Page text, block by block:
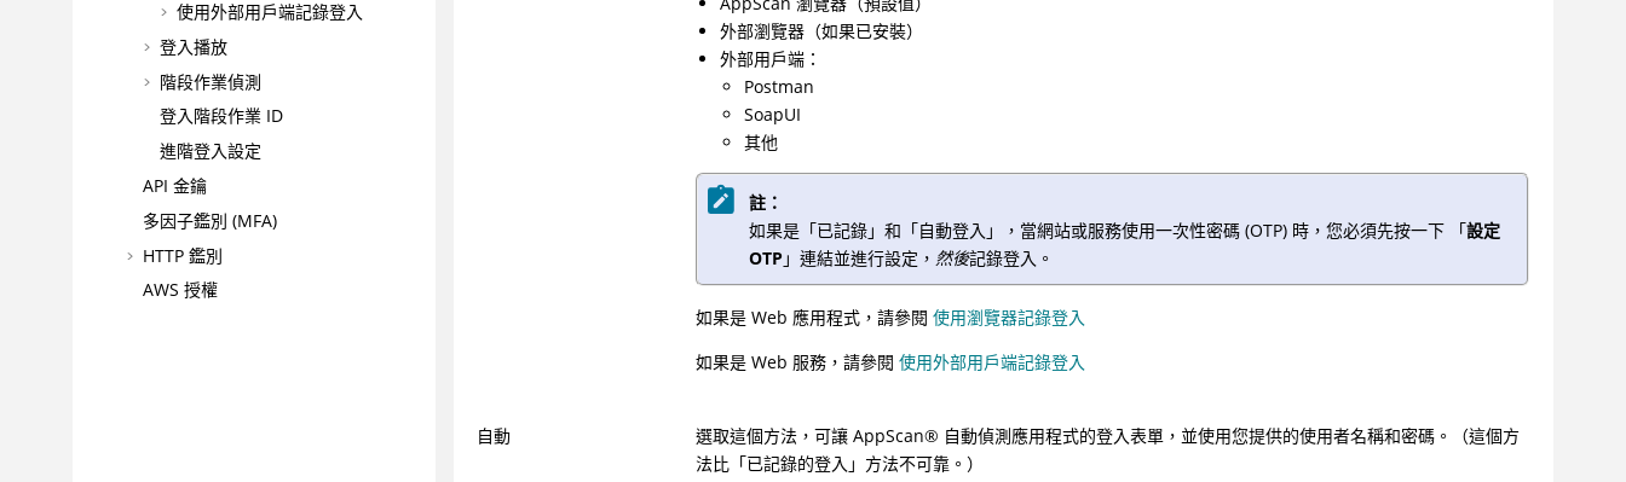
使用外部用戶端記錄登入
登入播放
階段作業偵測
登入階段作業 ID
進階登入設定
API 金鑰
多因子鑑別 (MFA)
HTTP 鑑別
AWS 授權
外部瀏覽器（如果已安裝）
外部用戶端：
Postman
SoapUI
其他
註：
如果是「已記錄」和「自動登入」，當網站或服務使用一次性密碼 (OTP) 時，您必須先按一下 「設定
OTP 」連結並進行設定， 然後記錄登入。
如果是 Web 應用程式，請參閱使用瀏覽器記錄登入
如果是 Web 服務，請參閱使用外部用戶端記錄登入
自動 選取這個方法，可讓AppScan® 自動偵測應用程式的登入表單，並使用您提供的使用者名稱和密碼。（這個方
法比「已記錄的登入」方法不可靠。）